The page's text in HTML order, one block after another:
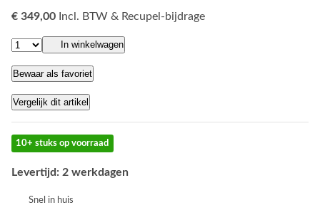
€ 349,00 Incl. BTW & Recupel-bijdrage
In winkelwagen
Bewaar als favoriet
Vergelijk dit artikel
10+ stuks op voorraad
Levertijd: 2 werkdagen
Snel in huis